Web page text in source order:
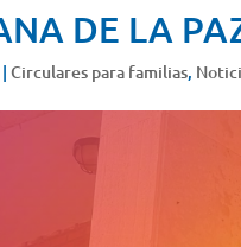
DE LA
|Circulares para familias,